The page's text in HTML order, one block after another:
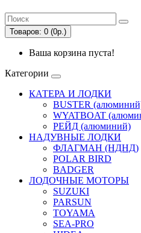
Товаров: 0 (0р.)
Ваша корзина пуста!
Категории
КАТЕРА И ЛОДКИ
BUSTER
WYATBOAT
РЕЙД (алюминий)
НАДУВНЫЕ ЛОДКИ
ФЛАГМАН (НДНД)
POLAR BIRD
BADGER
ЛОДОЧНЫЕ МОТОРЫ
SUZUKI
PARSUN
TOYAMA
SEA-PRO